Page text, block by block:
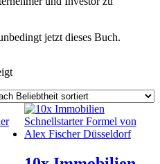
jetzt dieses Buch.
Nach
sortiert